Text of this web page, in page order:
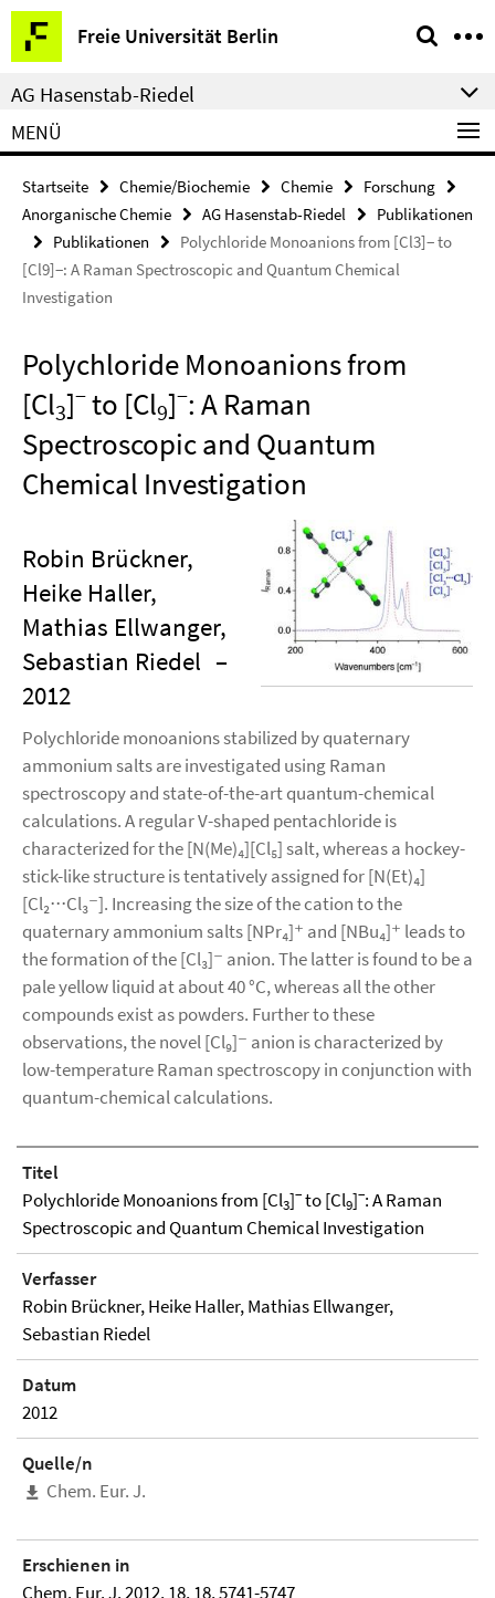
Springe
direkt
zu
Inhalt
Freie Universität Berlin
Service-
Navigation
AG Hasenstab-Riedel
MENÜ
Startseite Chemie/Biochemie Chemie
Forschung
Anorganische Chemie
AG Hasenstab-Riedel
Publikationen
Publikationen
Polychloride Monoanions from [Cl3]− to
[Cl9]−: A Raman Spectroscopic and Quantum Chemical
Investigation
Polychloride Monoanions from
[Cl3]−to [Cl9]−: A Raman
Spectroscopic and Quantum
Chemical Investigation
Robin Brückner,
Heike Haller,
Mathias Ellwanger,
Sebastian Riedel –
2012
Polychloride monoanions stabilized by quaternary
ammonium salts are investigated using Raman
spectroscopy and state-of-the-art quantum-chemical
calculations. A regular V-shaped pentachloride is
characterized for the [N(Me)₄][Cl₅] salt, whereas a hockey-
stick-like structure is tentatively assigned for [N(Et)₄]
[Cl₂⋅⋅⋅Cl₃⁻]. Increasing the size of the cation to the
quaternary ammonium salts [NPr₄]⁺ and [NBu₄]⁺ leads to
the formation of the [Cl₃]⁻ anion. The latter is found to be a
pale yellow liquid at about 40 °C, whereas all the other
compounds exist as powders. Further to these
observations, the novel [Cl₉]⁻ anion is characterized by
low-temperature Raman spectroscopy in conjunction with
quantum-chemical calculations.
Titel
Polychloride Monoanions from [Cl3]−to [Cl9]−: A Raman
Spectroscopic and Quantum Chemical Investigation
Verfasser
Robin Brückner, Heike Haller, Mathias Ellwanger,
Sebastian Riedel
Datum
2012
Quelle/n
Chem. Eur. J.
Erschienen in
Chem. Eur. J. 2012, 18, 18, 5741-5747